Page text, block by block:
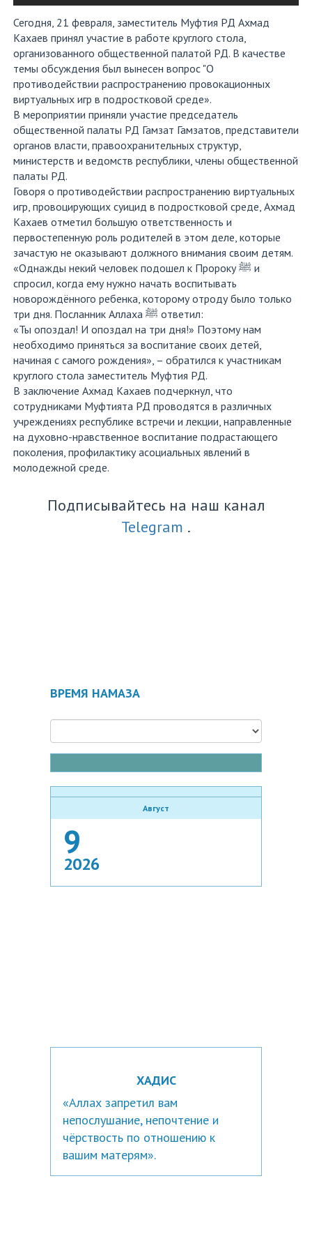
Сегодня, 21 февраля, заместитель Муфтия РД Ахмад
Кахаев принял участие в работе круглого стола,
организованного общественной палатой РД. В качестве
темы обсуждения был вынесен вопрос "О
противодействии распространению провокационных
виртуальных игр в подростковой среде».
В мероприятии приняли участие председатель
общественной палаты РД Гамзат Гамзатов, представители
органов власти, правоохранительных структур,
министерств и ведомств республики, члены общественной
палаты РД.
Говоря о противодействии распространению виртуальных
игр, провоцирующих суицид в подростковой среде, Ахмад
Кахаев отметил большую ответственность и
первостепенную роль родителей в этом деле, которые
зачастую не оказывают должного внимания своим детям.
«Однажды некий человек подошел к Пророку ﷺ и
спросил, когда ему нужно начать воспитывать
новорождённого ребенка, которому отроду было только
три дня. Посланник Аллаха ﷺ ответил:
«Ты опоздал! И опоздал на три дня!» Поэтому нам
необходимо приняться за воспитание своих детей,
начиная с самого рождения», – обратился к участникам
круглого стола заместитель Муфтия РД.
В заключение Ахмад Кахаев подчеркнул, что
сотрудниками Муфтията РД проводятся в различных
учреждениях республике встречи и лекции, направленные
на духовно-нравственное воспитание подрастающего
поколения, профилактику асоциальных явлений в
молодежной среде.
Подписывайтесь на наш канал
Telegram .
ВРЕМЯ НАМАЗА
Август
9
2026
ХАДИС
«Аллах запретил вам
непослушание, непочтение и
чёрствость по отношению к
вашим матерям».